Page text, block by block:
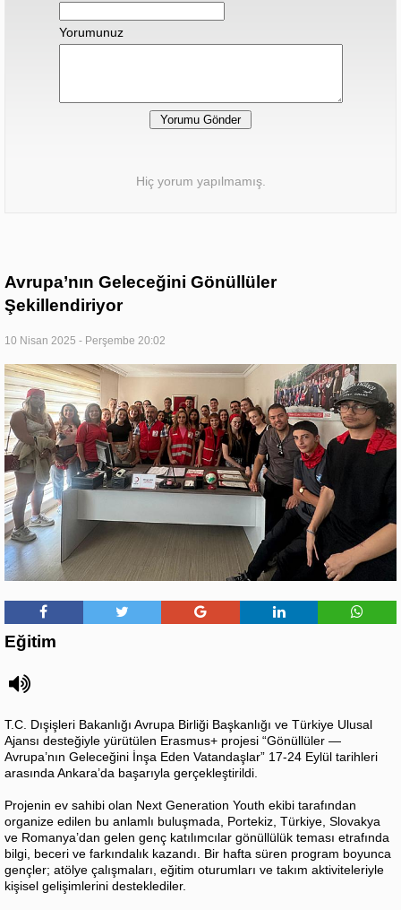
Yorumunuz
Hiç yorum yapılmamış.
Avrupa’nın Geleceğini Gönüllüler
Şekillendiriyor
10 Nisan 2025 - Perşembe 20:02
Eğitim
T.C. Dışişleri Bakanlığı Avrupa Birliği Başkanlığı ve Türkiye Ulusal
Ajansı desteğiyle yürütülen Erasmus+ projesi “Gönüllüler —
Avrupa’nın Geleceğini İnşa Eden Vatandaşlar” 17-24 Eylül tarihleri
arasında Ankara’da başarıyla gerçekleştirildi.
Projenin ev sahibi olan Next Generation Youth ekibi tarafından
organize edilen bu anlamlı buluşmada, Portekiz, Türkiye, Slovakya
ve Romanya’dan gelen genç katılımcılar gönüllülük teması etrafında
bilgi, beceri ve farkındalık kazandı. Bir hafta süren program boyunca
gençler; atölye çalışmaları, eğitim oturumları ve takım aktiviteleriyle
kişisel gelişimlerini desteklediler.